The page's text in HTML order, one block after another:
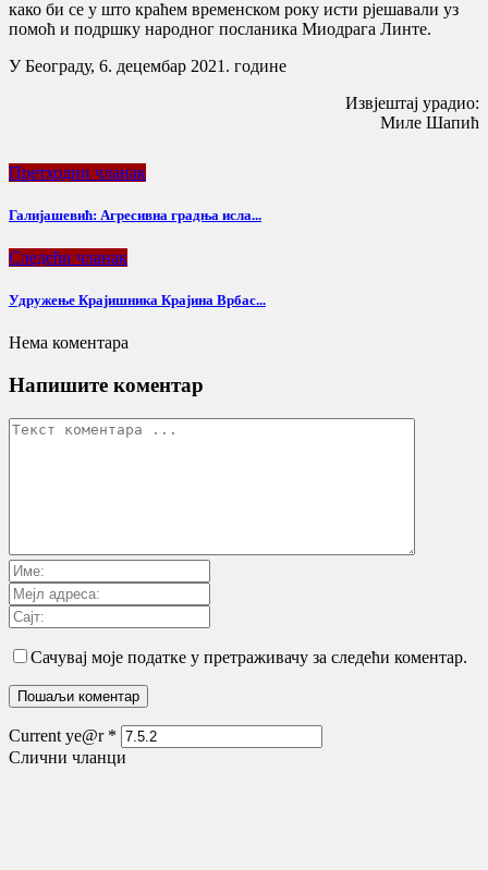
како би се у што краћем временском року исти рјешавали уз
помоћ и подршку народног посланика Миодрага Линте.
У Београду, 6. децембар 2021. године
Извјештај урадио:
Миле Шапић
Претходни чланак
Галијашевић: Агресивна градња исла...
Следећи чланак
Удружење Крајишника Крајина Врбас...
Нема коментара
Напишите коментар
Сачувај моје податке у претраживачу за следећи коментар.
Current ye@r *
Слични чланци